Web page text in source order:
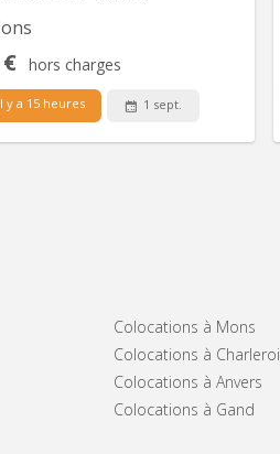
hors charges
y a 15 heures 1 sept.
Colocations à Mons
Colocations à Charleroi
Colocations à Anvers
Colocations à Gand